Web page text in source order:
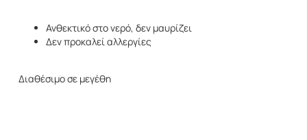
Ανθεκτικό στο νερό, δεν μαυρίζει
Δεν προκαλεί αλλεργίες
Διαθέσιμο σε μεγέθη